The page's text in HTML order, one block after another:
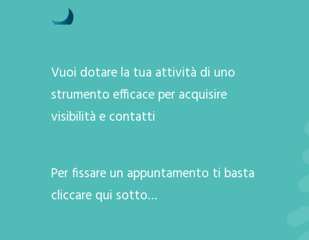
Vuoi dotare la tua attività di uno
strumento efficace per acquisire
visibilità e contatti
Per fissare un appuntamento ti basta
cliccare qui sotto…